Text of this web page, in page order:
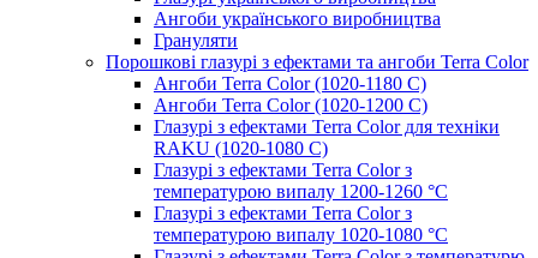
Ангоби українського виробництва
Грануляти
Порошкові глазурі з ефектами та ангоби Terra Color
Ангоби Terra Color (1020-1180 С)
Ангоби Terra Color (1020-1200 С)
Глазурі з ефектами Terra Color для техніки
RAKU (1020-1080 С)
Глазурі з ефектами Terra Color з
температурою випалу 1200-1260 °С
Глазурі з ефектами Terra Color з
температурою випалу 1020-1080 °С